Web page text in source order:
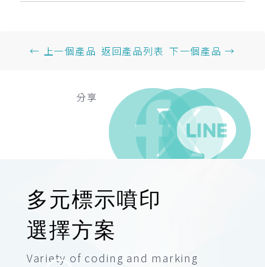
← 上一個產品 返回產品列表 下一個產品 →
分享
多元標示噴印
選擇方案
Variety of coding and marking